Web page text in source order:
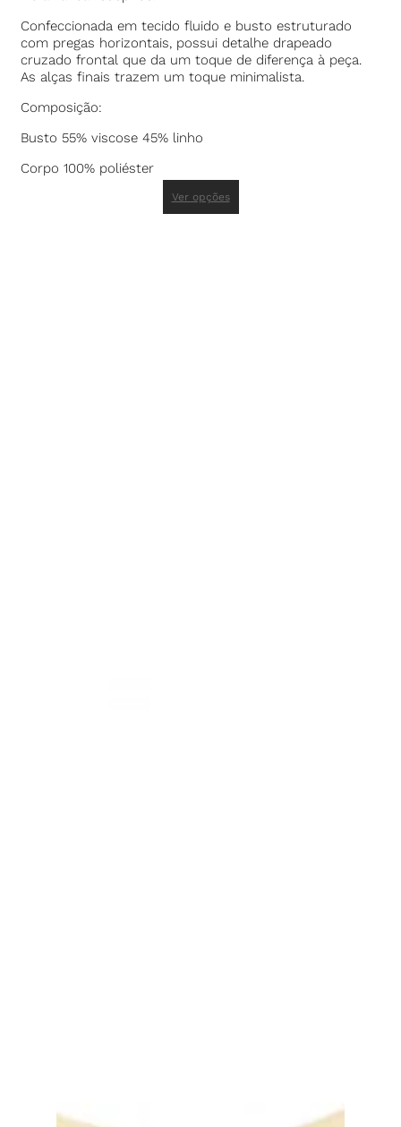
Confeccionada em tecido fluido e busto estruturado
com pregas horizontais, possui detalhe drapeado
cruzado frontal que da um toque de diferença à peça.
As alças finais trazem um toque minimalista.
Composição:
Busto 55% viscose 45% linho
Corpo 100% poliéster
Ver opções